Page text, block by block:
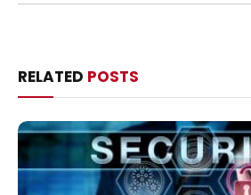
RELATED POSTS